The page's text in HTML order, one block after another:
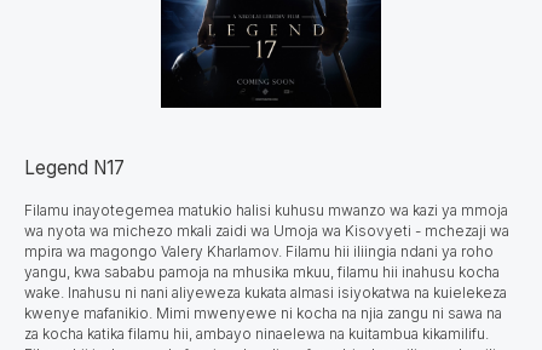
Legend N17
Filamu inayotegemea matukio halisi kuhusu mwanzo wa kazi ya mmoja
wa nyota wa michezo mkali zaidi wa Umoja wa Kisovyeti - mchezaji wa
mpira wa magongo Valery Kharlamov. Filamu hii iliingia ndani ya roho
yangu, kwa sababu pamoja na mhusika mkuu, filamu hii inahusu kocha
wake. Inahusu ni nani aliyeweza kukata almasi isiyokatwa na kuielekeza
kwenye mafanikio. Mimi mwenyewe ni kocha na njia zangu ni sawa na
za kocha katika filamu hii, ambayo ninaelewa na kuitambua kikamilifu.